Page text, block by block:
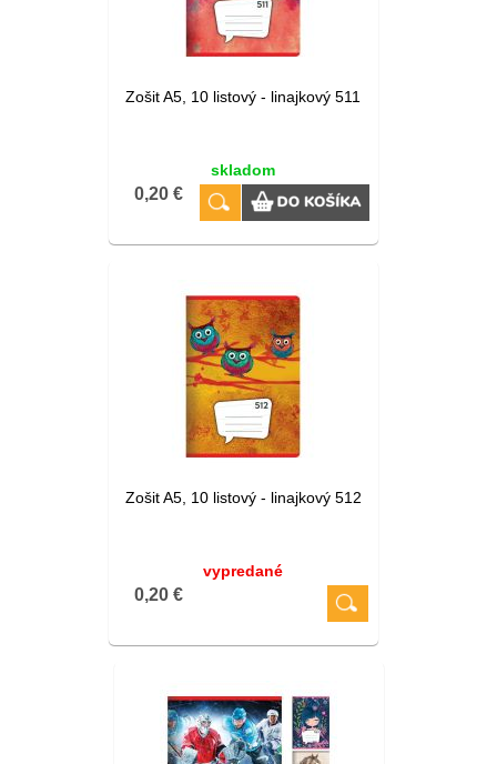
Zošit A5, 10 listový - linajkový 511
skladom
0,20 €
Zošit A5, 10 listový - linajkový 512
vypredané
0,20 €